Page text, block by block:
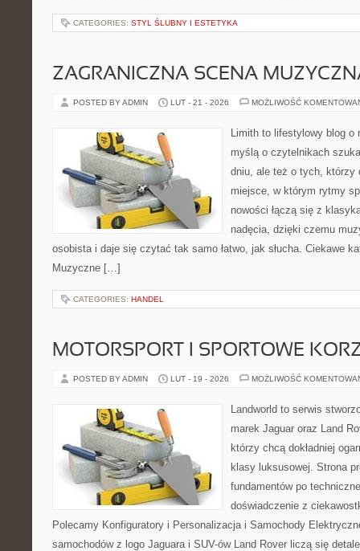
CATEGORIES: STYL ŚLUBNY I ESTETYKA
ZAGRANICZNA SCENA
POSTED BY ADMIN LUT - 21 - 2026 MOŻLIWOŚĆ
Limith to lifestylowy blog o
myślą o czytelnikach
dniu, ale też o tych, którzy
miejsce, w którym rytmy
nowości łączą się z
nadęcia, dzięki czemu
osobista i daje się czytać tak samo łatwo, jak słucha. Ciekawe
Muzyczne […]
CATEGORIES: HANDEL
MOTORSPORT I SPORTOWE
POSTED BY ADMIN LUT - 19 - 2026 MOŻLIWOŚĆ
Landworld to serwis
marek Jaguar oraz Land
którzy chcą dokładniej
klasy luksusowej. Strona
fundamentów po
doświadczenie z
Polecamy Konfiguratory i Personalizacja i Samochody
samochodów z logo Jaguara i SUV-ów Land Rover liczą się